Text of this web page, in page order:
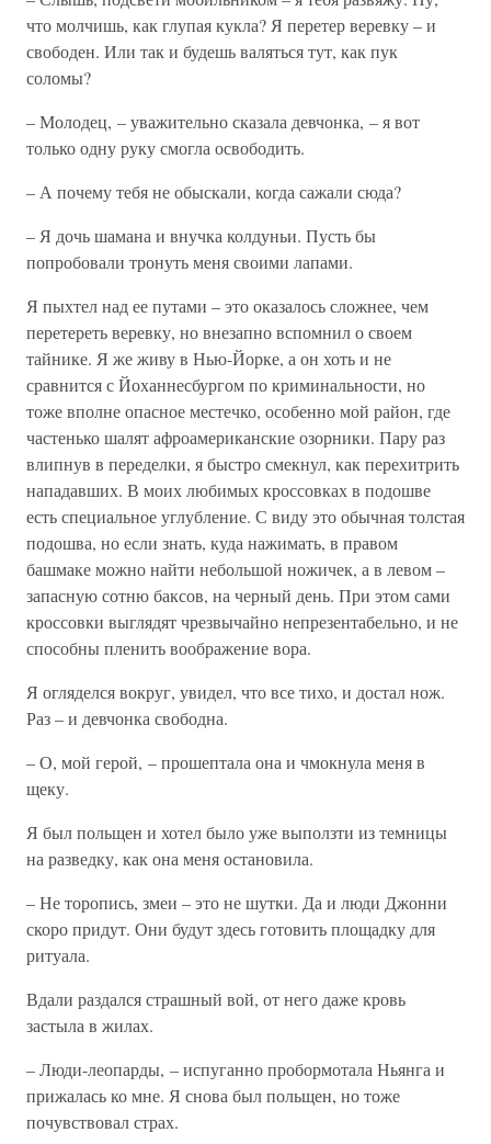
что молчишь, как глупая кукла? Я перетер веревку – и
свободен. Или так и будешь валяться тут, как пук
соломы?
– Молодец, – уважительно сказала девчонка, – я вот
только одну руку смогла освободить.
– А почему тебя не обыскали, когда сажали сюда?
– Я дочь шамана и внучка колдуньи. Пусть бы
попробовали тронуть меня своими лапами.
Я пыхтел над ее путами – это оказалось сложнее, чем
перетереть веревку, но внезапно вспомнил о своем
тайнике. Я же живу в Нью-Йорке, а он хоть и не
сравнится с Йоханнесбургом по криминальности, но
тоже вполне опасное местечко, особенно мой район, где
частенько шалят афроамериканские озорники. Пару раз
влипнув в переделки, я быстро смекнул, как перехитрить
нападавших. В моих любимых кроссовках в подошве
есть специальное углубление. С виду это обычная толстая
подошва, но если знать, куда нажимать, в правом
башмаке можно найти небольшой ножичек, а в левом –
запасную сотню баксов, на черный день. При этом сами
кроссовки выглядят чрезвычайно непрезентабельно, и не
способны пленить воображение вора.
Я огляделся вокруг, увидел, что все тихо, и достал нож.
Раз – и девчонка свободна.
– О, мой герой, – прошептала она и чмокнула меня в
щеку.
Я был польщен и хотел было уже выползти из темницы
на разведку, как она меня остановила.
– Не торопись, змеи – это не шутки. Да и люди Джонни
скоро придут. Они будут здесь готовить площадку для
ритуала.
Вдали раздался страшный вой, от него даже кровь
застыла в жилах.
– Люди-леопарды, – испуганно пробормотала Ньянга и
прижалась ко мне. Я снова был польщен, но тоже
почувствовал страх.